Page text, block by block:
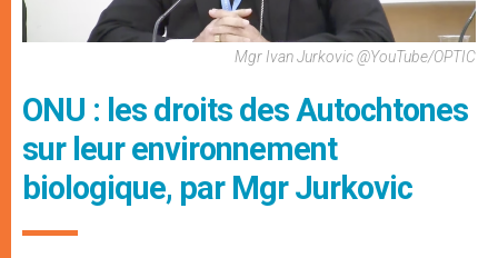
Mgr Ivan Jurkovic @YouTube/OPTIC
ONU : les droits des Autochtones
sur leur environnement
biologique, par Mgr Jurkovic